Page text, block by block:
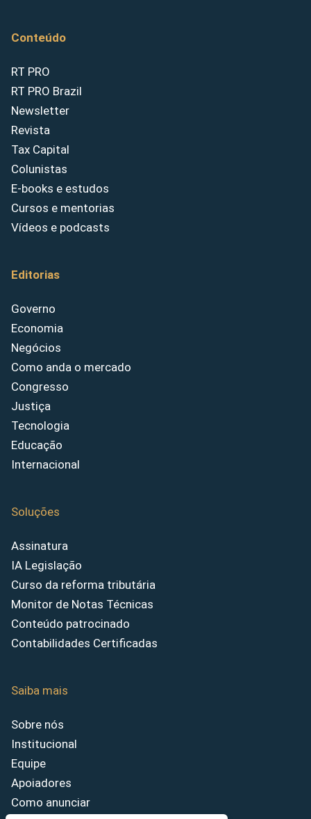
Conteúdo
RT PRO
RT PRO Brazil
Newsletter
Revista
Tax Capital
Colunistas
E-books e estudos
Cursos e mentorias
Vídeos e podcasts
Editorias
Governo
Economia
Negócios
Como anda o mercado
Congresso
Justiça
Tecnologia
Educação
Internacional
Soluções
Assinatura
IA Legislação
Curso da reforma tributária
Monitor de Notas Técnicas
Conteúdo patrocinado
Contabilidades Certificadas
Saiba mais
Sobre nós
Institucional
Equipe
Apoiadores
Como anunciar